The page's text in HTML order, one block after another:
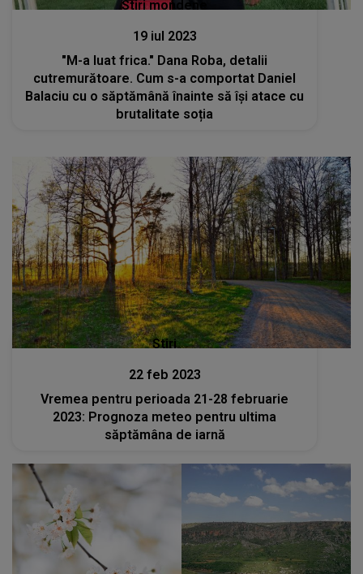
Stiri mondene
19 iul 2023
"M-a luat frica." Dana Roba, detalii
cutremurătoare. Cum s-a comportat Daniel
Balaciu cu o săptămână înainte să își atace cu
brutalitate soția
Stiri
22 feb 2023
Vremea pentru perioada 21-28 februarie
2023: Prognoza meteo pentru ultima
săptămâna de iarnă